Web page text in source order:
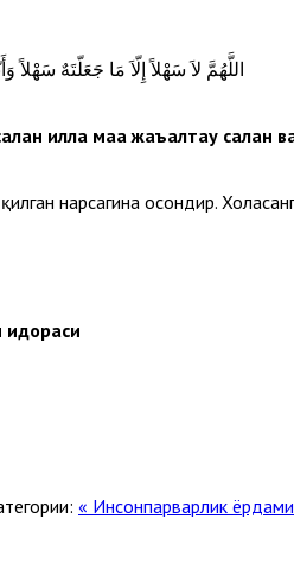
اللَّهُمَّ لاَ سَهْلاً إِلّاَ مَا جَعَلّتَهٌ
илла маа жаъалтаҳу саҳлан
нарсагина осондир.
идораси
« Инсонпарварлик